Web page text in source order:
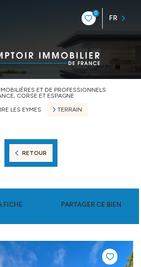
0
FR
ET DE PROFESSIONNELS
CORSE ET ESPAGNE
LES EYMES TERRAIN
RETOUR
FICHE PARTAGER CE BIEN